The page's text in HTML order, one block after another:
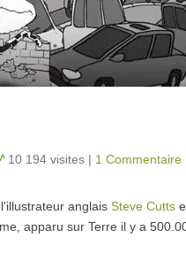
10 194 visites | 1 Commentaire
anglais Steve Cutts
apparu sur Terre il y a